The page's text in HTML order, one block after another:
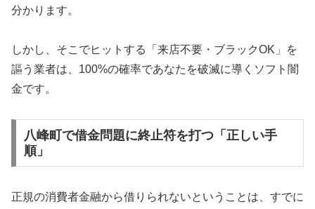
分かります。
しかし、そこでヒットする「来店不要・ブラックOK」を
謳う業者は、100%の確率であなたを破滅に導くソフト闇
金です。
八峰町で借金問題に終止符を打つ「正しい手
順」
正規の消費者金融から借りられないということは、すでに